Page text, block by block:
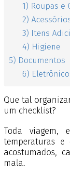
1) Roupas e
2)
3) Itens
4) Higiene
5) Documentos
6)
Que tal
um checklist?
Toda viagem,
temperaturas e
acostumados,
mala.